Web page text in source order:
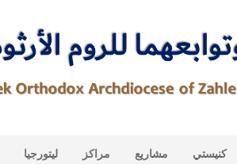
ليتورجيا مراكز مشاريع كنيستي